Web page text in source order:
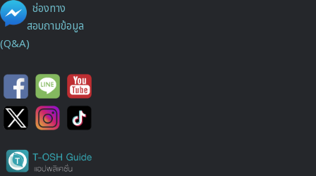
ช่องทาง
สอบถามข้อมูล
(Q&A)